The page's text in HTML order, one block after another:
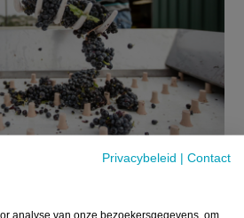
Privacybeleid | Contact
analyse van onze bezoekersgegevens, om